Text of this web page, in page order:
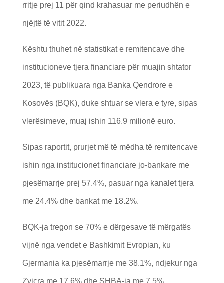
rritje prej 11 për qind krahasuar me periudhën e
njëjtë të vitit 2022.
Kështu thuhet në statistikat e remitencave dhe
institucioneve tjera financiare për muajin shtator
2023, të publikuara nga Banka Qendrore e
Kosovës (BQK), duke shtuar se vlera e tyre, sipas
vlerësimeve, muaj ishin 116.9 milionë euro.
Sipas raportit, prurjet më të mëdha të remitencave
ishin nga institucionet financiare jo-bankare me
pjesëmarrje prej 57.4%, pasuar nga kanalet tjera
me 24.4% dhe bankat me 18.2%.
BQK-ja tregon se 70% e dërgesave të mërgatës
vijnë nga vendet e Bashkimit Evropian, ku
Gjermania ka pjesëmarrje me 38.1%, ndjekur nga
Zvicra me 17.6% dhe SHBA-ja me 7.5%.